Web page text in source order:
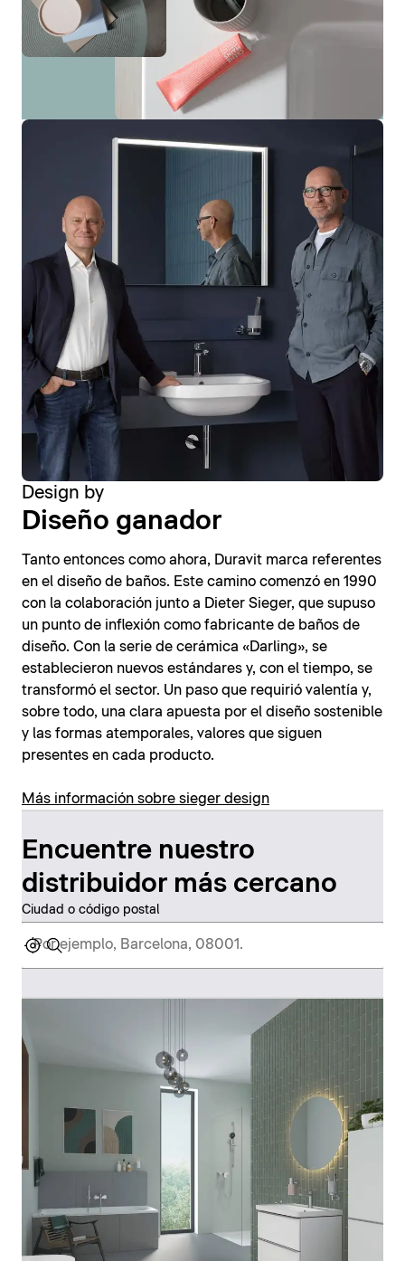
Design by
Diseño ganador
Tanto entonces como ahora, Duravit marca referentes
en el diseño de baños. Este camino comenzó en 1990
con la colaboración junto a Dieter Sieger, que supuso
un punto de inflexión como fabricante de baños de
diseño. Con la serie de cerámica «Darling», se
establecieron nuevos estándares y, con el tiempo, se
transformó el sector. Un paso que requirió valentía y,
sobre todo, una clara apuesta por el diseño sostenible
y las formas atemporales, valores que siguen
presentes en cada producto.
Más información sobre sieger design
Encuentre nuestro
distribuidor más cercano
Ciudad o código postal